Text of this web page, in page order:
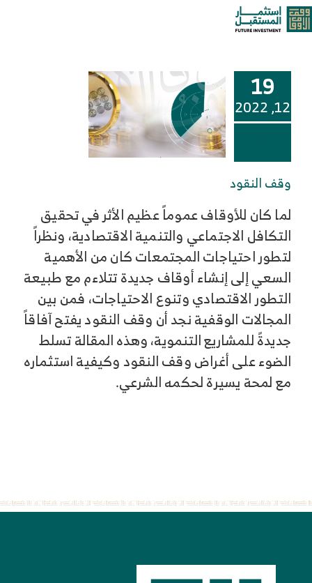
تخطى
إلى
خدماتنا وحلولنا
مركز المعرفة
تواصل معنا
19
12, 2022
وقف النقود
لما كان للأوقاف عموماً عظيم الأثر في تحقيق
التكافل الاجتماعي والتنمية الاقتصادية، ونظراً
لتطور احتياجات المجتمعات كان من الأهمية
السعي إلى إنشاء أوقاف جديدة تتلاءم مع طبيعة
التطور الاقتصادي وتنوع الاحتياجات، فمن بين
المجالات الوقفية نجد أن وقف النقود يفتح آفاقاً
جديدةً للمشاريع التنموية، وهذه المقالة تسلط
الضوء على أغراض وقف النقود وكيفية استثماره
مع لمحة يسيرة لحكمه الشرعي.